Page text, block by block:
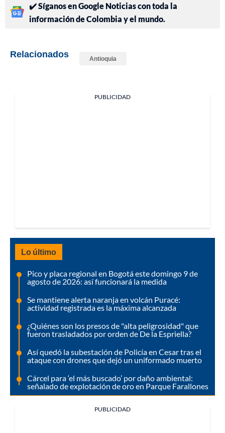
✔️ Síganos en Google Noticias con toda la
información de Colombia y el mundo.
Relacionados Antioquia
PUBLICIDAD
Lo último
Pico y placa regional en Bogotá este domingo 9 de
agosto de 2026: así funcionará la medida
Se mantiene alerta naranja en volcán Puracé:
actividad registrada es la máxima alcanzada
¿Quiénes son los presos de "alta peligrosidad" que
fueron trasladados por orden de De la Espriella?
Así quedó la subestación de Policía en Cesar tras el
ataque con drones que dejó un uniformado muerto
Cárcel para ‘el más buscado’ por daño ambiental:
señalado de explotación de oro en Parque Farallones
PUBLICIDAD